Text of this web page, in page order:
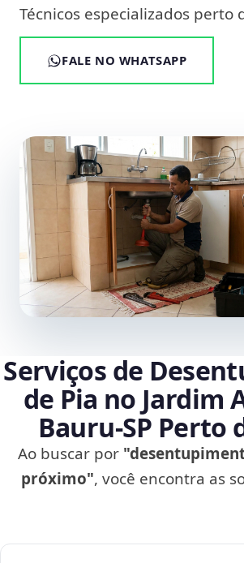
Técnicos especializados perto
FALE NO WHATSAPP
Serviços de
de Pia no Jardim
Bauru‑SP Perto
Ao buscar por
próximo", você encontra as